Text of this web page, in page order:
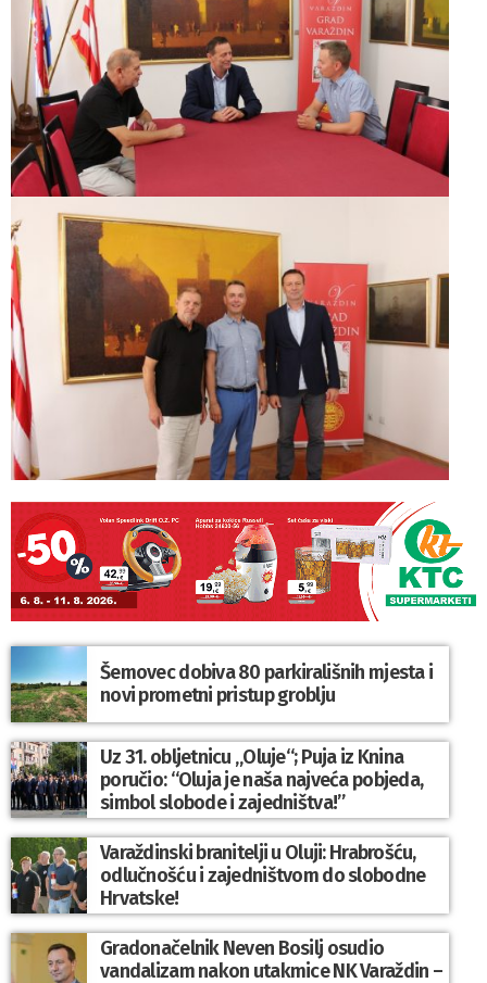
Šemovec dobiva 80 parkirališnih mjesta i
novi prometni pristup groblju
Uz 31. obljetnicu „Oluje“; Puja iz Knina
poručio: “Oluja je naša najveća pobjeda,
simbol slobode i zajedništva!”
Varaždinski branitelji u Oluji: Hrabrošću,
odlučnošću i zajedništvom do slobodne
Hrvatske!
Gradonačelnik Neven Bosilj osudio
vandalizam nakon utakmice NK Varaždin –